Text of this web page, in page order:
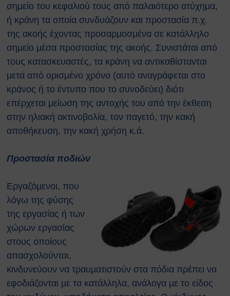
σημείο του κεφαλιού τους από παλαιότερο ατύχημα,
ή κράνη τα οποία συνδυάζουν και προστασία π.χ.
της ακοής έχοντας προσαρμοσμένα σε κατάλληλο
σημείο μέσα προστασίας της ακοής. Συνιστάται από
τους κατασκευαστές, τα κράνη να αντικαθίστανται
μετά από ορισμένο χρόνο (αυτό αναγράφεται στο
κράνος ή το έντυπο που το συνοδεύει) διότι
επέρχεται μείωση της αντοχής του από την έκθεση
στην ηλιακή ακτινοβολία, τον παγετό, την κακή
αποθήκευση, την κακή χρήση κ.ά.
Προστασία ποδιών
Εργαζόµενοι, που
λόγω της φύσης
της εργασίας ή των
χώρων εργασίας
στους οποίους
απασχολούνται,
κινδυνεύουν να τραυµατιστούν στα πόδια πρέπει να
εφοδιάζονται µε τα κατάλληλα, ανάλογα µε το είδος